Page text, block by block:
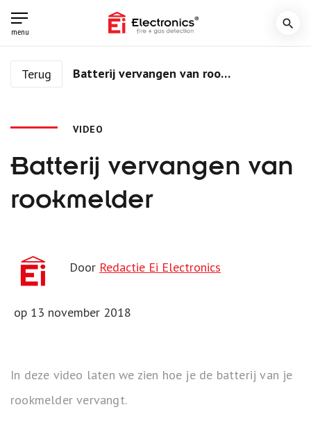
menu
search
Terug Batterij vervangen van rookmelder
VIDEO
Batterij vervangen van
rookmelder
Door Redactie Ei Electronics
op 13 november 2018
In deze video laten we zien hoe je de batterij van je
rookmelder vervangt.